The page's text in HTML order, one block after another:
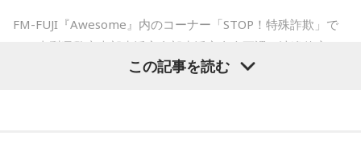
の正当性を確認し、不審に感じた場合はすぐに相談すること
FM-FUJI『Awesome』内のコーナー「STOP！特殊詐欺」で
は、山梨県警察本部生活安全部生活安全企画課の渡邉佳彦さ
んを迎え、熊本地震の発生に便乗した悪質な犯罪への注意を
この記事を読む